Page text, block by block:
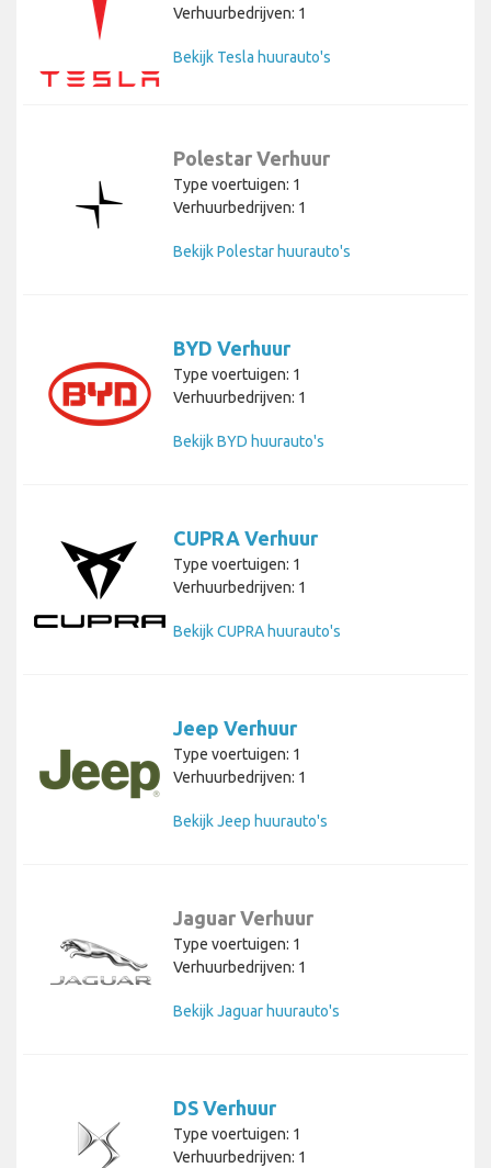
Verhuurbedrijven: 1
Bekijk Tesla huurauto's
Polestar Verhuur
Type voertuigen: 1
Verhuurbedrijven: 1
Bekijk Polestar huurauto's
BYD Verhuur
Type voertuigen: 1
Verhuurbedrijven: 1
Bekijk BYD huurauto's
CUPRA Verhuur
Type voertuigen: 1
Verhuurbedrijven: 1
Bekijk CUPRA huurauto's
Jeep Verhuur
Type voertuigen: 1
Verhuurbedrijven: 1
Bekijk Jeep huurauto's
Jaguar Verhuur
Type voertuigen: 1
Verhuurbedrijven: 1
Bekijk Jaguar huurauto's
DS Verhuur
Type voertuigen: 1
Verhuurbedrijven: 1